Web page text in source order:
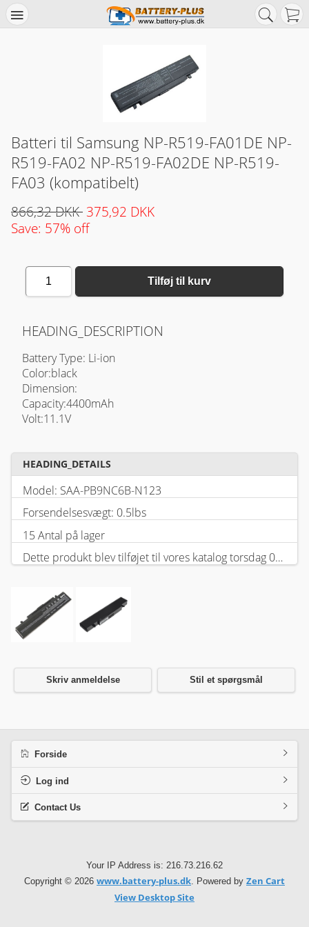
Batteri til Samsung NP-R519-FA01DE NP-
R519-FA02 NP-R519-FA02DE NP-R519-
FA03 (kompatibelt)
866,32 DKK 375,92 DKK
Save: 57% off
1 Tilføj til kurv
HEADING_DESCRIPTION
Battery Type: Li-ion
Color:black
Dimension:
Capacity:4400mAh
Volt:11.1V
HEADING_DETAILS
Model: SAA-PB9NC6B-N123
Forsendelsesvægt: 0.5lbs
15 Antal på lager
Dette produkt blev tilføjet til vores katalog torsdag 05 februar, 2026.
Skriv anmeldelse Stil et spørgsmål
Forside
Log ind
Contact Us
Your IP Address is: 216.73.216.62
Copyright © 2026 www.battery-plus.dk. Powered by Zen Cart
View Desktop Site